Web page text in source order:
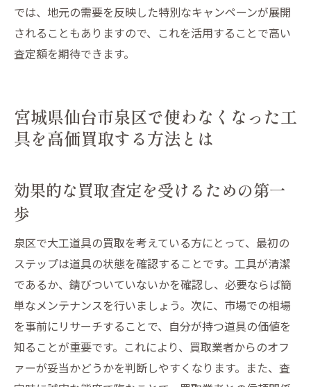
では、地元の需要を反映した特別なキャンペーンが展開
されることもありますので、これを活用することで高い
査定額を期待できます。
宮城県仙台市泉区で使わなくなった工
具を高価買取する方法とは
効果的な買取査定を受けるための第一
歩
泉区で大工道具の買取を考えている方にとって、最初の
ステップは道具の状態を確認することです。工具が清潔
であるか、錆びついていないかを確認し、必要ならば簡
単なメンテナンスを行いましょう。次に、市場での相場
を事前にリサーチすることで、自分が持つ道具の価値を
知ることが重要です。これにより、買取業者からのオフ
ァーが妥当かどうかを判断しやすくなります。また、査